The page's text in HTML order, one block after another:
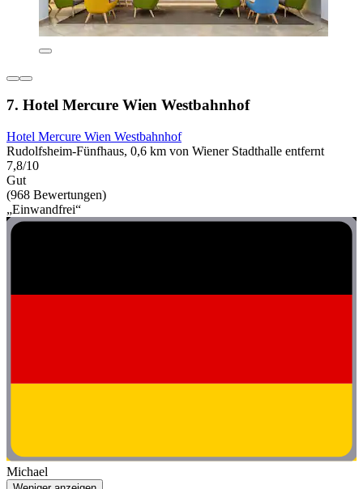
7. Hotel Mercure Wien Westbahnhof
Hotel Mercure Wien Westbahnhof
Rudolfsheim-Fünfhaus, 0,6 km von Wiener Stadthalle entfernt
7,8/10
Gut
(968 Bewertungen)
„Einwandfrei“
Michael